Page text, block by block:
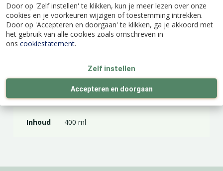
Door op 'Zelf instellen' te klikken, kun je meer lezen over onze
cookies en je voorkeuren wijzigen of toestemming intrekken.
Door op 'Accepteren en doorgaan' te klikken, ga je akkoord met
het gebruik van alle cookies zoals omschreven in
ons cookiestatement.
Zelf instellen
Accepteren en doorgaan
Specificaties
4007221039204
Bolfo
Inhoud 400 ml